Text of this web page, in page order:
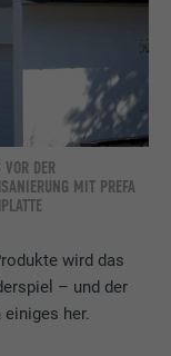
wird das
– und der
her.
VOR DER
MIT PREFA
Dienst
der
auf